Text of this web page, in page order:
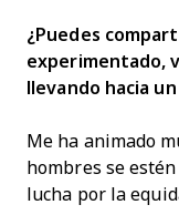
¿Puedes
experimentado,
llevando hacia
Me ha animado
hombres se
lucha por la